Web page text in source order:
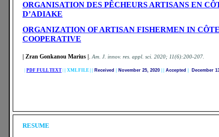
RESUME
ORGANISATION DES PÊCHEURS ARTISANS EN
D’ADIAKE
ORGANIZATION OF ARTISAN FISHERMEN IN
COOPERATIVE
| Zran Gonkanou Marius | Am. J. innov. res. appl. sci. 2020; 11(6):200-207.
PDF FULL TEXT XML FILE | | Received November 25, 2020 Accepted December